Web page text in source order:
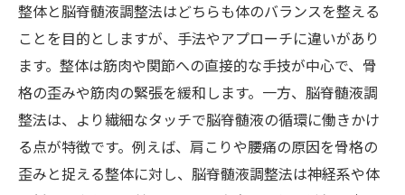
整体と脳脊髄液調整法はどちらも体のバランスを整える
ことを目的としますが、手法やアプローチに違いがあり
ます。整体は筋肉や関節への直接的な手技が中心で、骨
格の歪みや筋肉の緊張を緩和します。一方、脳脊髄液調
整法は、より繊細なタッチで脳脊髄液の循環に働きかけ
る点が特徴です。例えば、肩こりや腰痛の原因を骨格の
歪みと捉える整体に対し、脳脊髄液調整法は神経系や体